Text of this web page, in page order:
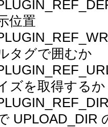
位置
タグで囲むか
ズを取得するか
UPLOAD_DIR